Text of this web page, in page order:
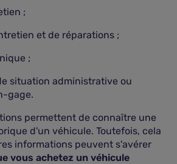
;
et de réparations ;
;
situation administrative ou
gage.
permettent de connaître une
d'un véhicule. Toutefois, cela
informations peuvent s'avérer
vous achetez un véhicule